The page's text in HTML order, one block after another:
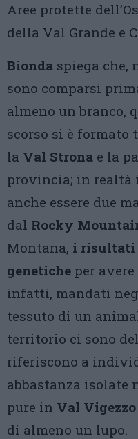
Aree protette
della Val Grande e
Bionda spiega che,
sono comparsi
almeno un branco,
scorso si è formato
la Val Strona e la
provincia; in
anche essere due
dal Rocky
Montana, i risultati
genetiche per
infatti, mandati
tessuto di un
territorio ci sono
riferiscono a
abbastanza isolate
pure in Val Vigezzo
di almeno un lupo.